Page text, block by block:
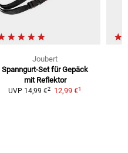
Joubert
Spanngurt-Set für Gepäck
mit Reflektor
UVP 14,99 €2 12,99 €1